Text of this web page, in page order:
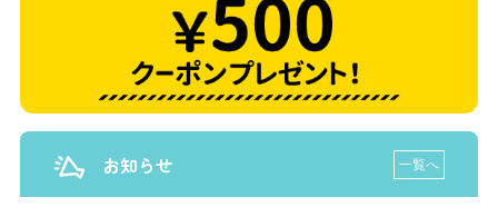
お知らせ 一覧へ